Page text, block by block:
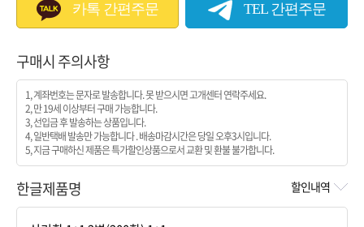
카톡 간편주문 TEL 간편주문
구매시 주의사항
1, 계좌번호는 문자로 발송합니다. 못 받으시면 고개센터 연락주세요.
2, 만 19세 이상부터 구매 가능합니다.
3, 선입금 후 발송하는 상품입니다.
4, 일반택배 발송만 가능합니다 . 배송마감시간은 당일 오후3시입니다.
5, 지금 구매하신 제품은 특가할인상품으로서 교환 및 환불 불가합니다.
한글제품명 할인내역